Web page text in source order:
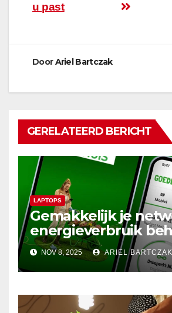
u past
DoorAriel Bartczak
GERELATEERD BERICHT
LAPTOPS
Gemakkelijk je
energieverbruik
met de Budget
NOV 8, 2025 ARIEL BARTCZAK